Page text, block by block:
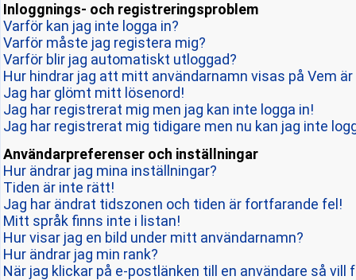
Inloggnings- och registreringsproblem
Varför kan jag inte logga in?
Varför måste jag registera mig?
Varför blir jag automatiskt utloggad?
Hur hindrar jag att mitt användarnamn visas på Vem
Jag har glömt mitt lösenord!
Jag har registrerat mig men jag kan inte logga in!
Jag har registrerat mig tidigare men nu kan jag inte
Användarpreferenser och inställningar
Hur ändrar jag mina inställningar?
Tiden är inte rätt!
Jag har ändrat tidszonen och tiden är fortfarande fel!
Mitt språk finns inte i listan!
Hur visar jag en bild under mitt användarnamn?
Hur ändrar jag min rank?
När jag klickar på e-postlänken till en användare så vill